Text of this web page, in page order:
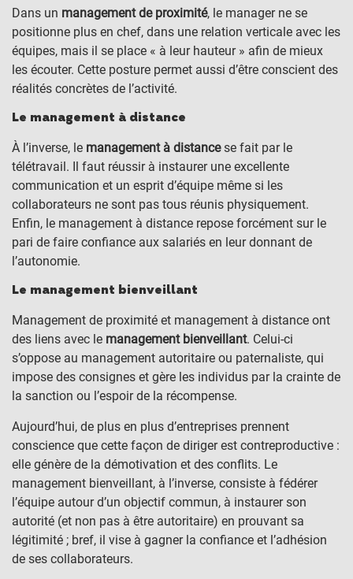
Dans un management de proximité, le manager ne se
positionne plus en chef, dans une relation verticale avec les
équipes, mais il se place « à leur hauteur » afin de mieux
les écouter. Cette posture permet aussi d’être conscient des
réalités concrètes de l’activité.
Le management à distance
À l’inverse, le management à distancese fait par le
télétravail. Il faut réussir à instaurer une excellente
communication et un esprit d’équipe même si les
collaborateurs ne sont pas tous réunis physiquement.
Enfin, le management à distance repose forcément sur le
pari de faire confiance aux salariés en leur donnant de
l’autonomie.
Le management bienveillant
Management de proximité et management à distance ont
des liens avec le management bienveillant. Celui-ci
s’oppose au management autoritaire ou paternaliste, qui
impose des consignes et gère les individus par la crainte de
la sanction ou l’espoir de la récompense.
Aujourd’hui, de plus en plus d’entreprises prennent
conscience que cette façon de diriger est contreproductive :
elle génère de la démotivation et des conflits. Le
management bienveillant, à l’inverse, consiste à fédérer
l’équipe autour d’un objectif commun, à instaurer son
autorité (et non pas à être autoritaire) en prouvant sa
légitimité ; bref, il vise à gagner la confiance et l’adhésion
de ses collaborateurs.